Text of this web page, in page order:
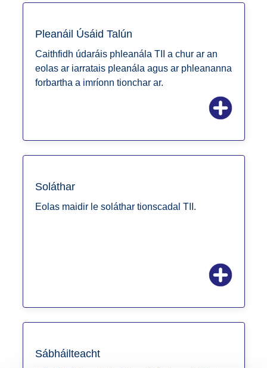
Pleanáil Úsáid Talún
Caithfidh údaráis phleanála TII a chur ar an
eolas ar iarratais pleanála agus ar phleananna
forbartha a imríonn tionchar ar.
Soláthar
Eolas maidir le soláthar tionscadal TII.
Sábháilteacht